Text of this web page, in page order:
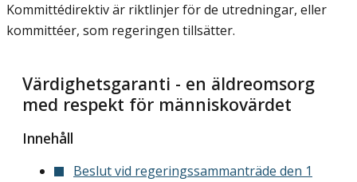
Kommittédirektiv är riktlinjer för de utredningar, eller
kommittéer, som regeringen tillsätter.
Värdighetsgaranti - en äldreomsorg
med respekt för människovärdet
Innehåll
Beslut vid regeringssammanträde den 1